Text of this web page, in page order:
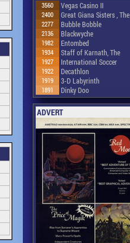
3560 Vegas Casino II
2400 Great Giana Sisters , The
2277 Bubble Bobble
2136 Blackwyche
1982 Entombed
1934 Staff of Karnath, The
1927 International Soccer
1922 Decathlon
1919 3-D Labyrinth
1891 Dinky Doo
ADVERT